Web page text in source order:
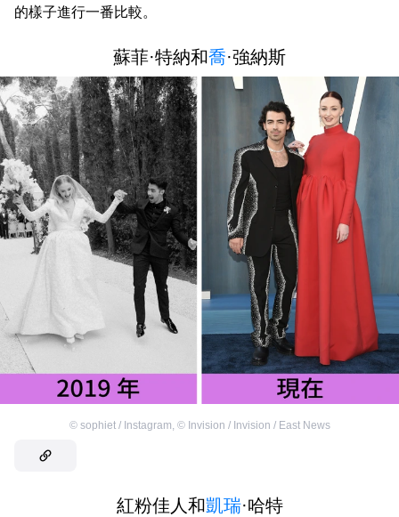
的樣子進行一番比較。
蘇菲·特納和喬·強納斯
© sophiet / Instagram, © Invision / Invision / East News
紅粉佳人和凱瑞·哈特